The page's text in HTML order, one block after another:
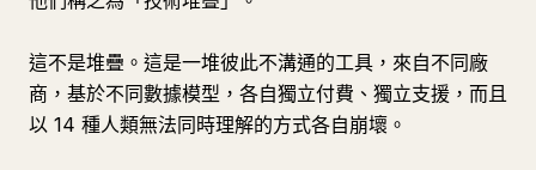
這不是堆疊。這是一堆彼此不溝通的工具，來自不同廠
商，基於不同數據模型，各自獨立付費、獨立支援，而且
以 14 種人類無法同時理解的方式各自崩壞。